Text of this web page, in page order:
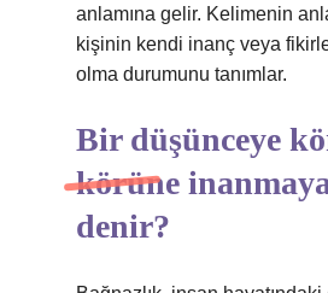
anlamına gelir. Kelimenin
kişinin kendi inanç veya
olma durumunu tanımlar.
Bir düşünceye
körüne
denir?